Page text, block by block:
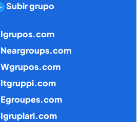
Subir grupo
Igrupos.com
Neargroups.com
Wgrupos.com
Itgruppi.com
Egroupes.com
Igruplari.com